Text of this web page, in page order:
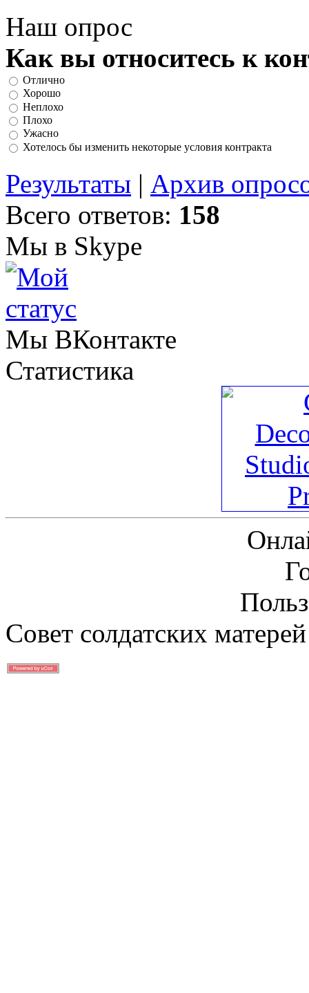
Наш опрос
Как вы относитесь к
Отлично
Хорошо
Неплохо
Плохо
Ужасно
Хотелось бы изменить некоторые условия контракта
Результаты | Архив
Всего ответов: 158
Мы в Skype
Мы ВКонтакте
Статистика
Совет солдатских